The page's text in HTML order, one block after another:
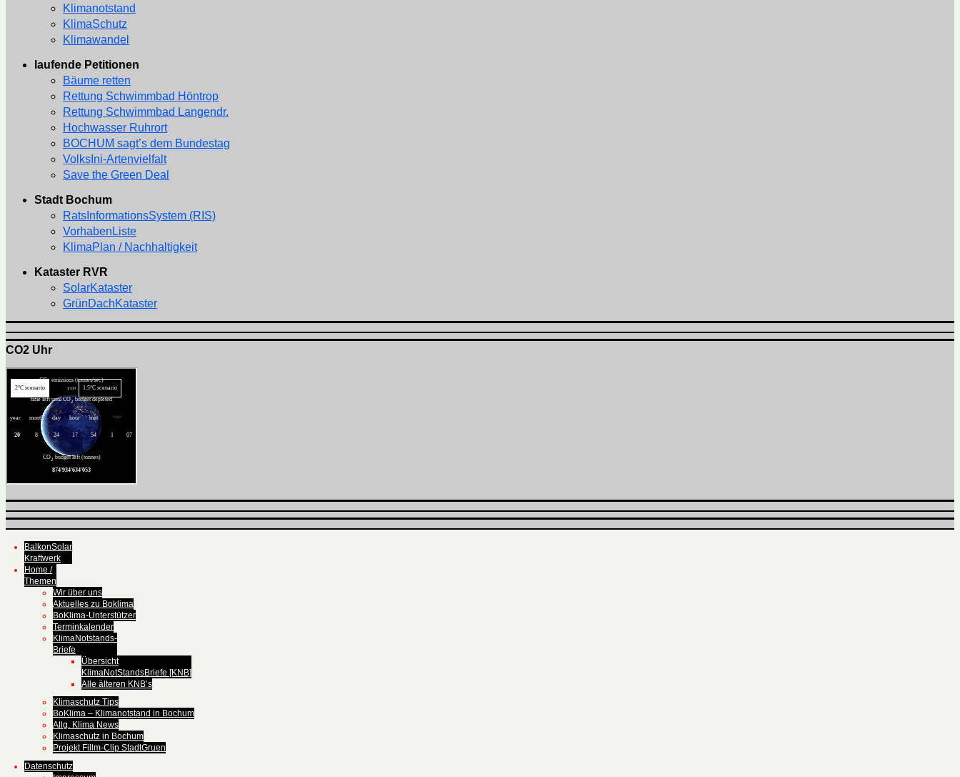
Klimanotstand
KlimaSchutz
Klimawandel
laufende Petitionen
Bäume retten
Rettung Schwimmbad Höntrop
Rettung Schwimmbad Langendr.
Hochwasser Ruhrort
BOCHUM sagt’s dem Bundestag
VolksIni-Artenvielfalt
Save the Green Deal
Stadt Bochum
RatsInformationsSystem (RIS)
VorhabenListe
KlimaPlan / Nachhaltigkeit
Kataster RVR
SolarKataster
GrünDachKataster
CO2 Uhr
BalkonSolar
Kraftwerk
Home /
Themen
Wir über uns
Aktuelles zu Boklima
BoKlima-Unterstützer
Terminkalender
KlimaNotstands-
Briefe
Übersicht
KlimaNotStandsBriefe [KNB]
Alle älteren KNB’s
Klimaschutz Tips
BoKlima – Klimanotstand in Bochum
Allg. Klima News
Klimaschutz in Bochum
Projekt Fillm-Clip StadtGruen
Datenschutz